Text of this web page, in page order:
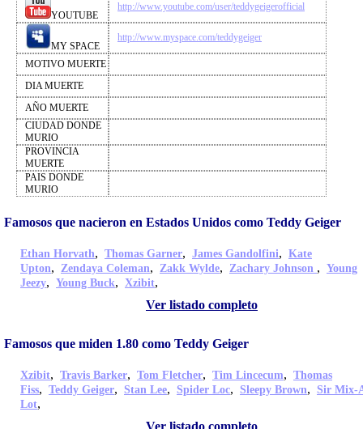
YOUTUBE
http://www.youtube.com/user/teddygeigerofficial
MY SPACE
http://www.myspace.com/teddygeiger
MOTIVO MUERTE
DIA MUERTE
AÑO MUERTE
CIUDAD DONDE
MURIO
PROVINCIA
MUERTE
PAIS DONDE
MURIO
Famosos que nacieron en Estados Unidos como Teddy Geiger
Ethan Horvath, Thomas Garner, James Gandolfini, Kate
Upton, Zendaya Coleman, Zakk Wylde, Zachary Johnson , Young
Jeezy, Young Buck, Xzibit,
Ver listado completo
Famosos que miden 1.80 como Teddy Geiger
Xzibit, Travis Barker, Tom Fletcher, Tim Lincecum, Thomas
Fiss, Teddy Geiger, Stan Lee, Spider Loc, Sleepy Brown, Sir Mix-
Lot,